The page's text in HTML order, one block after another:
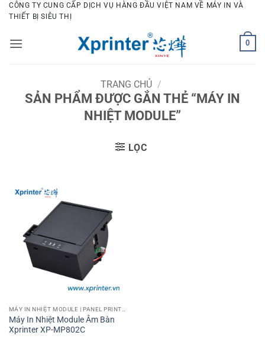
Bỏ
qua
dung
CÔNG TY CUNG CẤP DỊCH VỤ HÀNG ĐẦU VIỆT NAM VỀ MÁY IN VÀ
THIẾT BỊ SIÊU THỊ
0
TRANG CHỦ /
SẢN PHẨM ĐƯỢC GẮN THẺ “MÁY IN
NHIỆT MODULE”
LỌC
Máy In Nhiệt Module Âm Bàn
Xprinter XP-MP802C